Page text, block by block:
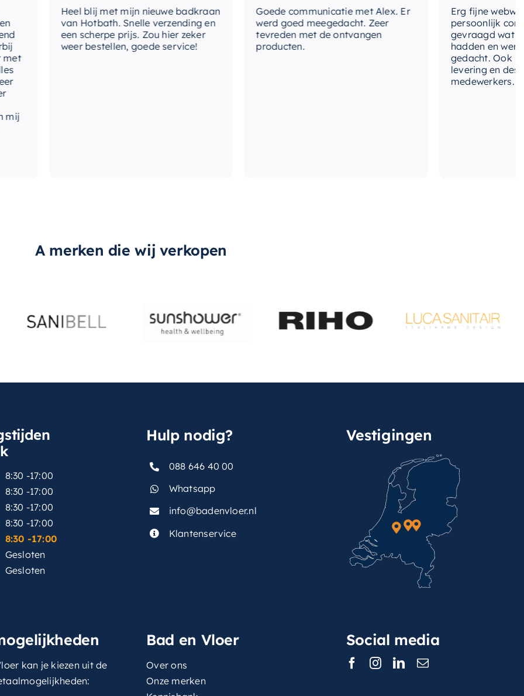
Heel blij met mijn nieuwe badkraan
van Hotbath. Snelle verzending en
een scherpe prijs. Zou hier zeker
weer bestellen, goede service!
Goede communicatie met Alex. Er
werd goed meegedacht. Zeer
tevreden met de ontvangen
producten.
Erg fijne
persoonlijk
gevraagd wat we
hadden en werd
gedacht. Ook in de
levering en
medewerkers. Wij
A merken die wij verkopen
8:30 -17:00
8:30 -17:00
8:30 -17:00
8:30 -17:00
8:30 -17:00
Gesloten
Gesloten
Hulp nodig?
088 646 40 00
Whatsapp
info@badenvloer.nl
Klantenservice
Vestigingen
kan je kiezen uit de
Bad en Vloer
Over ons
Onze merken
Social media